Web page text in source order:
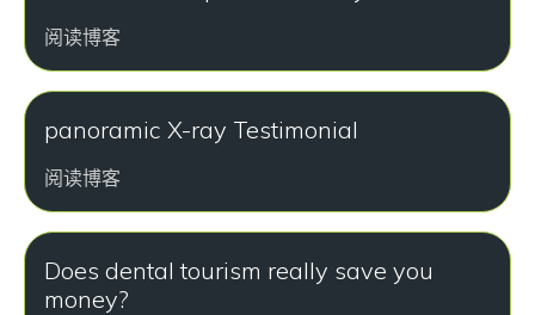
阅读博客
panoramic X-ray Testimonial
阅读博客
Does dental tourism really save you
money?